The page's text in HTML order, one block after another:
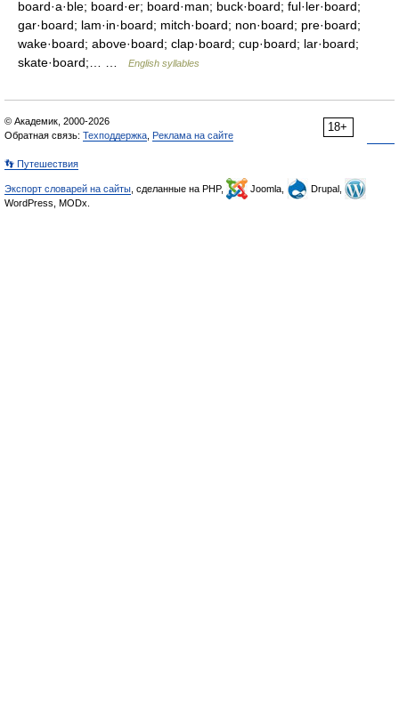
board·a·ble; board·er; board·man; buck·board; ful·ler·board;
gar·board; lam·in·board; mitch·board; non·board; pre·board;
wake·board; above·board; clap·board; cup·board; lar·board;
skate·board;… …
English syllables
18+
© Академик, 2000-2026
Обратная связь: Техподдержка Реклама на сайте
👣 Путешествия
Экспорт словарей на сайты , сделанные на PHP, Joomla,
Drupal,
WordPress, MODx.